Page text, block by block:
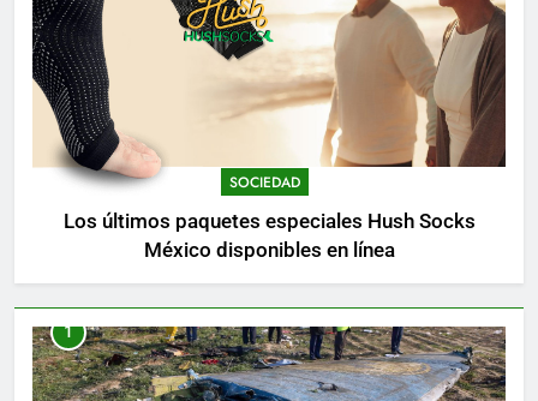
SOCIEDAD
Los últimos paquetes especiales Hush Socks
México disponibles en línea
1